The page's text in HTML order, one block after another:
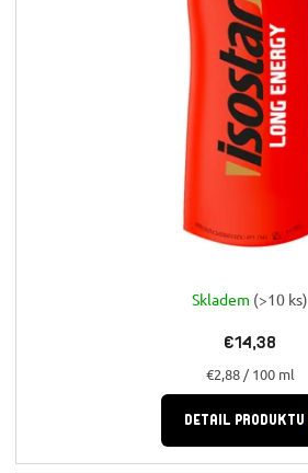
Skladem (>10 ks)
€14,38
Jednotková
cena:
€2,88 / 100 ml
DETAIL PRODUKTU